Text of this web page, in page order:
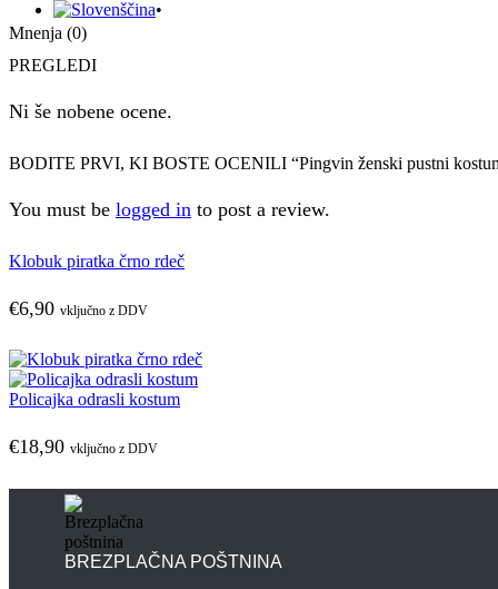
Mnenja (0)
PREGLEDI
Ni še nobene ocene.
BODITE PRVI, KI BOSTE OCENILI “Pingvin ženski pustni
You must be logged in to post a review.
Klobuk piratka črno rdeč
€6,90 vključno z DDV
Policajka odrasli kostum
€18,90 vključno z DDV
BREZPLAČNA POŠTNINA